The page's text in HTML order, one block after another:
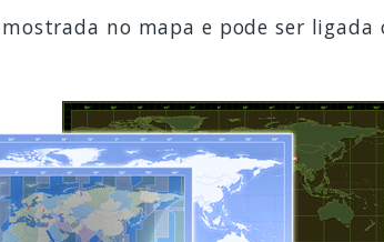
mostrada no mapa e pode ser ligada